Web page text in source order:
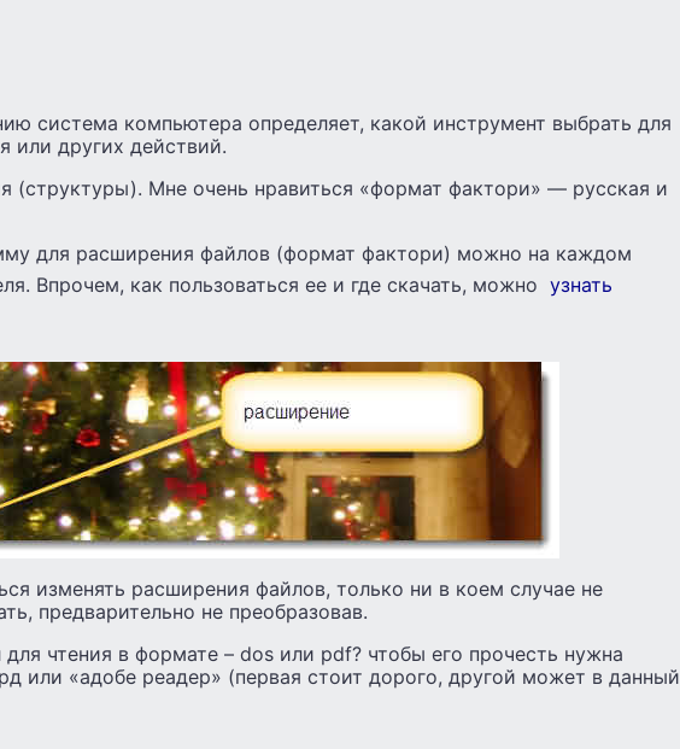
система компьютера определяет, какой инструмент выбрать для
или других действий.
(структуры). Мне очень нравиться «формат фактори» — русская и
для расширения файлов (формат фактори) можно на каждом
Впрочем, как пользоваться ее и где скачать, можно узнать
изменять расширения файлов, только ни в коем случае не
предварительно не преобразовав.
чтения в формате – dos или pdf? чтобы его прочесть нужна
или «адобе реадер» (первая стоит дорого, другой может в данный